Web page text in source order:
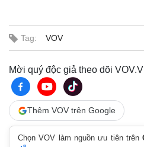
Tag: VOV
Mời quý độc giả theo dõi
Thêm VOV trên Google
Chọn VOV làm nguồn ưu tiên trên